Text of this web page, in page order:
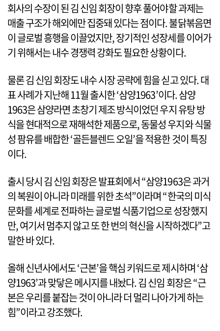
회사의 수장이 된 김 신임 회장이 향후 풀어야할 과제는
매출 구조가 해외에만 집중돼 있다는 점이다. 불닭볶음면
이 글로벌 흥행을 이끌었지만, 장기적인 성장세를 이어가
기 위해서는 내수 경쟁력 강화도 필요한 상황이다.
물론 김 신임 회장도 내수 시장 공략에 힘을 싣고 있다. 대
표 사례가 지난해 11월 출시한 ‘삼양1963’이다. 삼양
1963은 삼양라면 초창기 제조 방식이었던 우지 유탕 방
식을 현대적으로 재해석한 제품으로, 동물성 우지와 식물
성 팜유를 배합한 ‘골든블렌드 오일’을 적용한 것이 특징
이다.
출시 당시 김 신임 회장은 발표회에서 “삼양1963은 과거
의 복원이 아니라 미래를 위한 초석”이라며 “한국의 미식
문화를 세계로 전파하는 글로벌 식품기업으로 성장했지
만, 여기서 멈추지 않고 또 한 번의 혁신을 시작하겠다”고
말한 바 있다.
올해 신년사에서도 ‘근본’을 핵심 키워드로 제시하며 ‘삼
양1963’과 맞닿은 메시지를 내놨다. 김 신임 회장은 “근
본은 우리를 붙잡는 것이 아니라 더 멀리 나아가게 하는
힘”이라고 강조했다.